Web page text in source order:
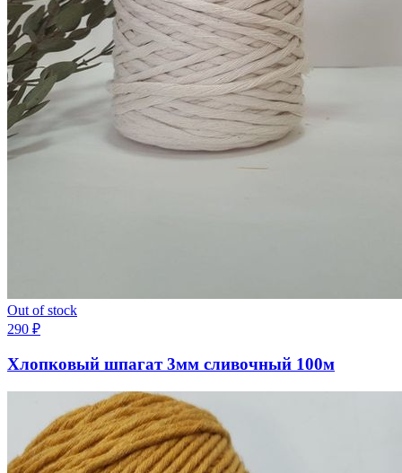
Out of stock
290 ₽
Хлопковый шпагат 3мм сливочный 100м